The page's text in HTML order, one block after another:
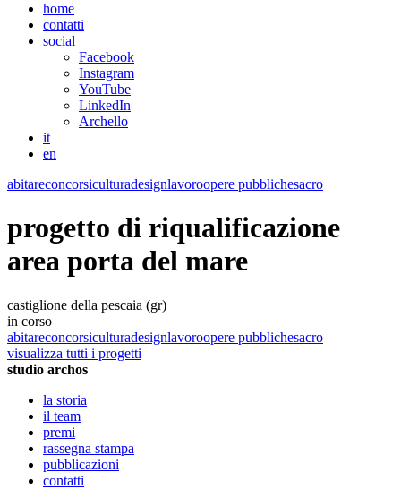
home
contatti
social
Facebook
Instagram
YouTube
LinkedIn
Archello
it
en
abitareconcorsiculturadesignlavoroopere pubblichesacro
progetto di riqualificazione
area porta del mare
castiglione della pescaia (gr)
in corso
abitareconcorsiculturadesignlavoroopere pubblichesacro
visualizza tutti i progetti
studio archos
la storia
il team
premi
rassegna stampa
pubblicazioni
contatti